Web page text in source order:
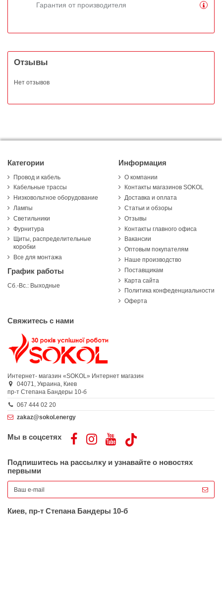
Гарантия от производителя
Отзывы
Нет отзывов
Категории
Провод и кабель
Кабельные трассы
Низковольтное оборудование
Лампы
Светильники
Фурнитура
Щиты, распределительные
коробки
Все для монтажа
График работы
Сб.-Вс.: Выходные
Информация
О компании
Контакты магазинов SOKOL
Доставка и оплата
Статьи и обзоры
Отзывы
Контакты главного офиса
Вакансии
Оптовым покупателям
Наше производство
Поставщикам
Карта сайта
Политика конфеденциальности
Оферта
Свяжитесь с нами
Интернет- магазин «SOKOL» Интернет магазин
04071, Украина, Киев
пр-т Степана Бандеры 10-б
067 444 02 20
zakaz@sokol.energy
Мы в соцсетях
Подпишитесь на рассылку и узнавайте о новостях
первыми
Киев, пр-т Степана Бандеры 10-б